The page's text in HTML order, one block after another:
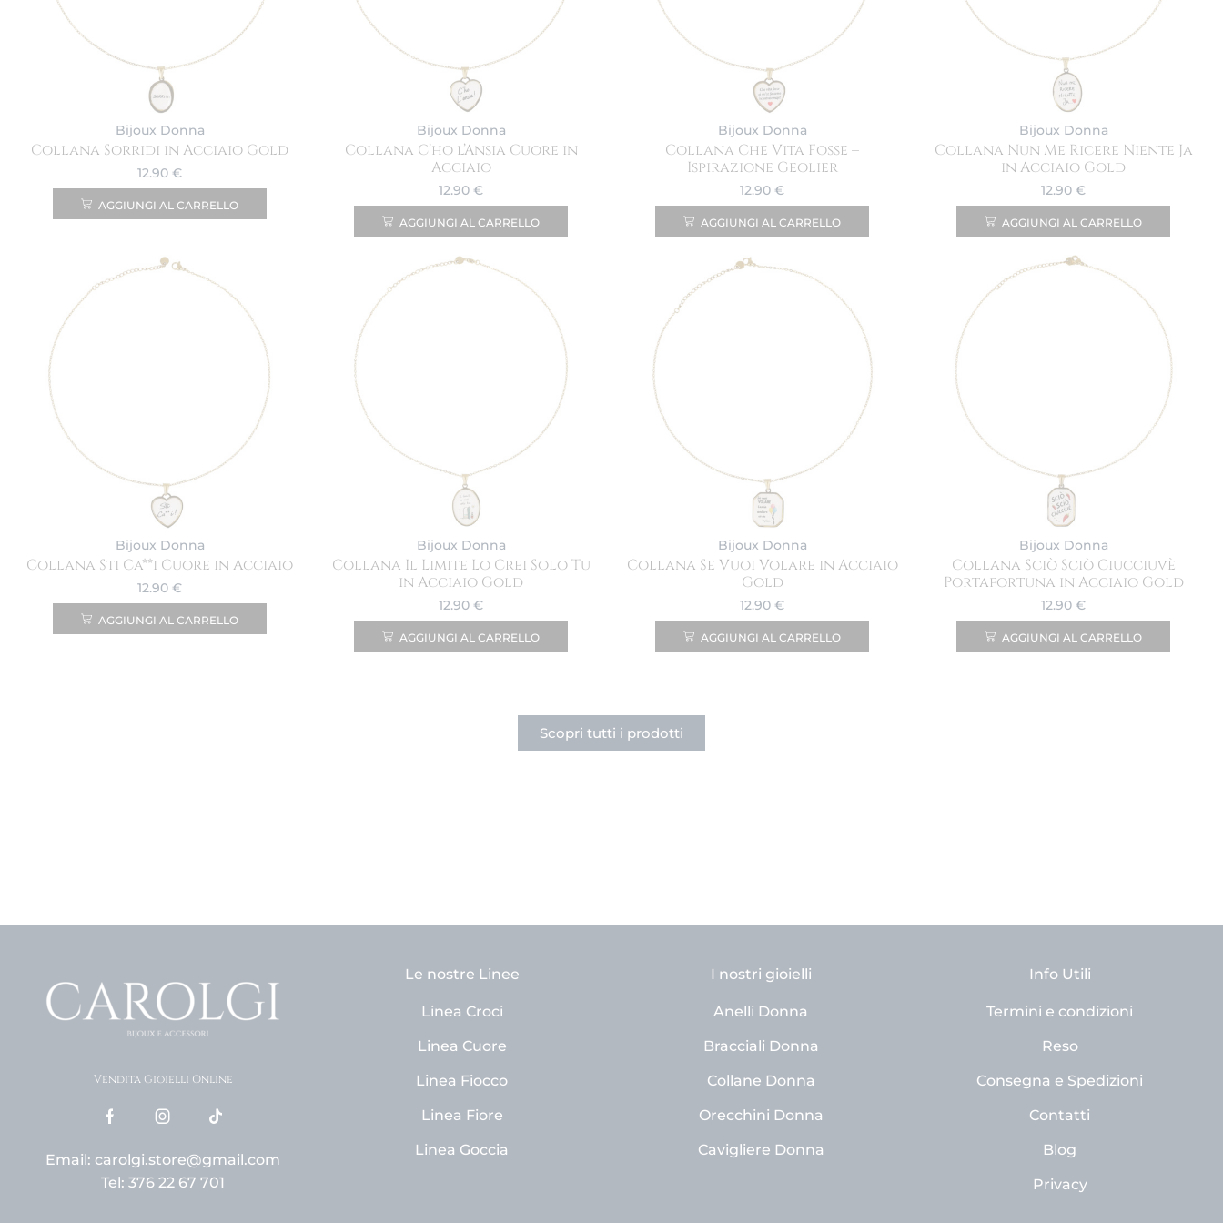
Bijoux Donna
Collana Sorridi in Acciaio Gold
12.90 €
AGGIUNGI AL CARRELLO
Bijoux Donna
Collana C’ho l’Ansia Cuore in
Acciaio
12.90 €
AGGIUNGI AL CARRELLO
Bijoux Donna
Collana Che Vita Fosse –
Ispirazione Geolier
12.90 €
AGGIUNGI AL CARRELLO
Bijoux Donna
Collana Nun Me Ricere Niente Ja
in Acciaio Gold
12.90 €
AGGIUNGI AL CARRELLO
Bijoux Donna
Collana Sti Ca**i Cuore in Acciaio
12.90 €
AGGIUNGI AL CARRELLO
Bijoux Donna
Collana Il Limite Lo Crei Solo Tu
in Acciaio Gold
12.90 €
AGGIUNGI AL CARRELLO
Bijoux Donna
Collana Se Vuoi Volare in Acciaio
Gold
12.90 €
AGGIUNGI AL CARRELLO
Bijoux Donna
Collana Sciò Sciò Ciucciuvè
Portafortuna in Acciaio Gold
12.90 €
AGGIUNGI AL CARRELLO
Scopri tutti i prodotti
Vendita Gioielli Online
Email: carolgi.store@gmail.com
Tel: 376 22 67 701
Le nostre Linee
Linea Croci
Linea Cuore
Linea Fiocco
Linea Fiore
Linea Goccia
I nostri gioielli
Anelli Donna
Bracciali Donna
Collane Donna
Orecchini Donna
Cavigliere Donna
Info Utili
Termini e condizioni
Reso
Consegna e Spedizioni
Contatti
Blog
Privacy